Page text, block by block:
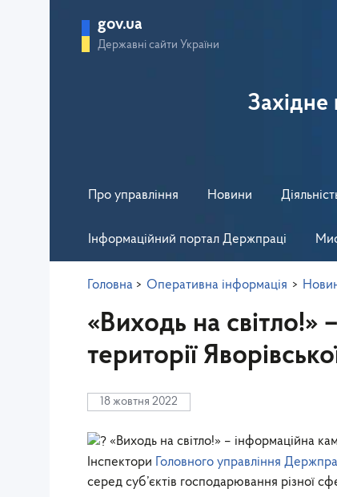
gov.ua
Державні сайти України
Західне
Про управління Новини
Інформаційний портал Держпраці
Головна > Оперативна інформація >
«Виходь на світло!»
території
18 жовтня 2022
«Виходь на світло!» – інформаційна
Інспектори Головного управління
серед суб’єктів господарювання різної